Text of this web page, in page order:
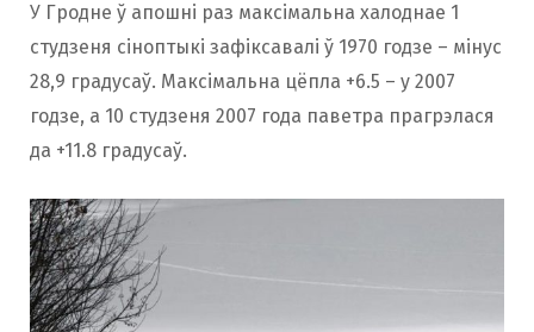
У Гродне ў апошні раз максімальна халоднае 1
студзеня сіноптыкі зафіксавалі ў 1970 годзе – мінус
28,9 градусаў. Максімальна цёпла +6.5 – у 2007
годзе, а 10 студзеня 2007 года паветра прагрэлася
да +11.8 градусаў.